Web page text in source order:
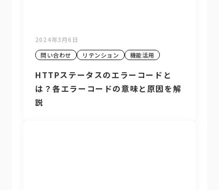
2024年3月6日
問い合わせ
リテンション 機能活用
HTTPステータスのエラーコードと
は？各エラーコードの意味と原因を解
説